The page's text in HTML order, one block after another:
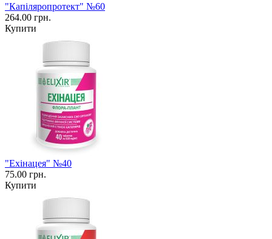
"Капіляропротект" №60
264.00 грн.
Купити
"Ехінацея" №40
75.00 грн.
Купити